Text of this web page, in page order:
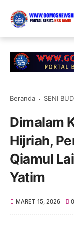
Beranda SENI
Dimalam
Hijriah,
Qiamul
Yatim
MARET 15, 2026